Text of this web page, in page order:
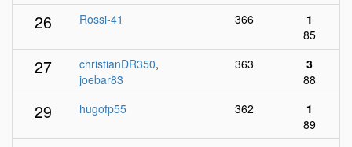
26 Rossi-41 366
1
85
27 christianDR350,
joebar83
363
3
88
29 hugofp55 362
1
89